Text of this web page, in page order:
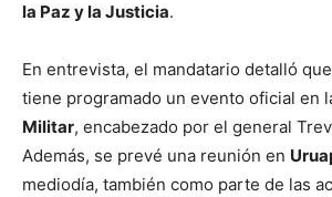
la Paz y la Justicia.
En entrevista, el mandatario detalló
tiene programado un evento oficial en
Militar, encabezado por el general
Además, se prevé una reunión en
mediodía, también como parte de las